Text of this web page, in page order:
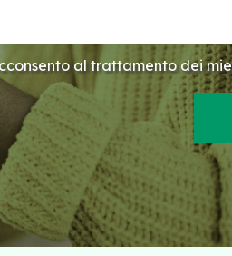
al trattamento dei